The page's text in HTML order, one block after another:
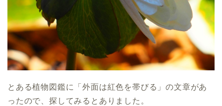
とある植物図鑑に「外面は紅色を帯びる」の文章があ
ったので、探してみるとありました。